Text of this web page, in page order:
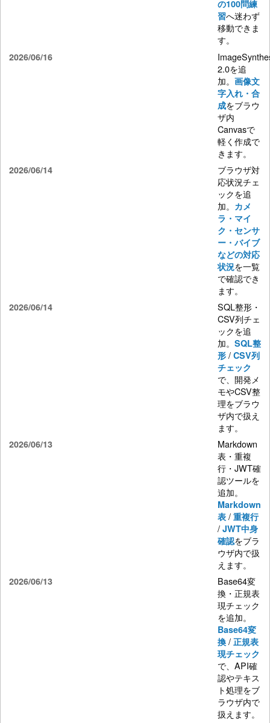
の100問練
習へ迷わず
移動できま
す。
2026/06/16
2.0を追
加。画像文
字入れ・合
成をブラウ
ザ内
Canvasで
軽く作成で
きます。
2026/06/14
ブラウザ対
応状況チェ
ックを追
加。 カメ
ラ・マイ
ク・センサ
ー・バイブ
などの対応
状況を一覧
で確認でき
ます。
2026/06/14
SQL整形・
CSV列チェ
ックを追
加。SQL整
形 /CSV列
チェック
で、開発メ
モやCSV整
理をブラウ
ザ内で扱え
ます。
2026/06/13
Markdown
表・重複
行・JWT確
認ツールを
追加。
Markdown
表 /重複行
/JWT中身
確認をブラ
ウザ内で扱
えます。
2026/06/13
Base64変
換・正規表
現チェック
を追加。
Base64変
換 /正規表
現チェック
で、API確
認やテキス
ト処理をブ
ラウザ内で
扱えます。